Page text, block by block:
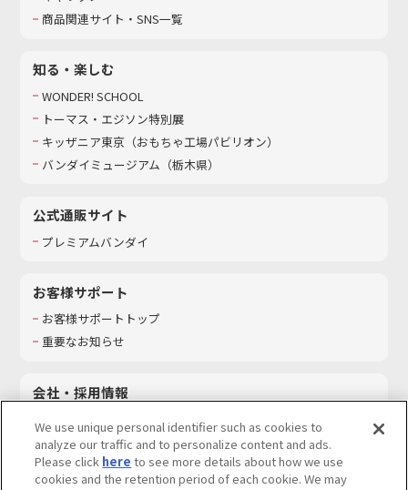
商品関連サイト・SNS一覧
知る・楽しむ
WONDER! SCHOOL
トーマス・エジソン特別展
キッザニア東京（おもちゃ工場パビリオン）​
バンダイミュージアム（栃木県）
公式通販サイト
プレミアムバンダイ
お客様サポート
お客様サポートトップ
重要なお知らせ
会社・採用情報
採用情報
サステナビリティ
We use unique personal identifier such as cookies to
analyze our traffic and to personalize content and ads.
Please click here to see more details about how we use
cookies and the retention period of each cookie. We may